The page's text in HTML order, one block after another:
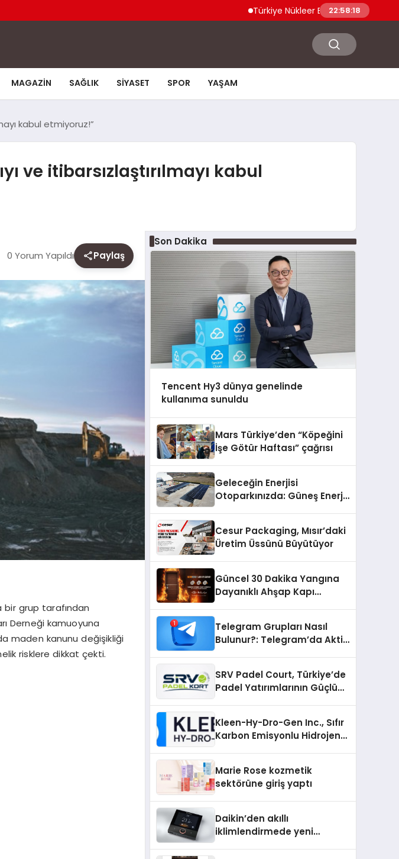
Türkiye Nükleer Bilim Olimpiyatı’na İlk Kez
22:58:19
MAGAZIN SAĞLIK SIYASET SPOR YAŞAM
kabul etmiyoruz!”
ve itibarsızlaştırılmayı kabul
0 Yorum Yapıldı Paylaş
bir grup tarafından
Derneği kamuoyuna
maden kanunu değişikliği
risklere dikkat çekti.
Son Dakika
Tencent Hy3 dünya genelinde
kullanıma sunuldu
Mars Türkiye’den “Köpeğini
İşe Götür Haftası” çağrısı
Geleceğin Enerjisi
Otoparkınızda: Güneş Enerjili
Cesur Packaging, Mısır’daki
Üretim Üssünü Büyütüyor
Güncel 30 Dakika Yangına
Dayanıklı Ahşap Kapı
Telegram Grupları Nasıl
Bulunur?: Telegram’da Aktif
SRV Padel Court, Türkiye’de
Padel Yatırımlarının Güçlü
Kleen-Hy-Dro-Gen Inc., Sıfır
Karbon Emisyonlu Hidrojen
Aldı
Marie Rose kozmetik
sektörüne giriş yaptı
Daikin’den akıllı
iklimlendirmede yeni